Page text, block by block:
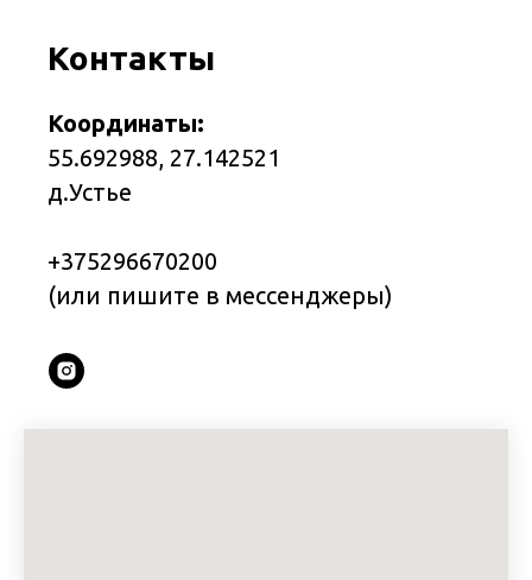
Контакты
Координаты:
55.692988, 27.142521
д.Устье
+375296670200
(или пишите в мессенджеры)